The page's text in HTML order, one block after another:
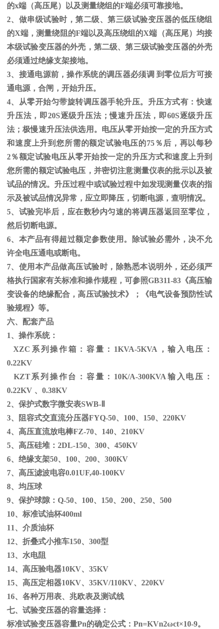
的x端（高压尾）以及测量绕组的F端必须可靠接地。
2、做串级试验时，第二级、第三级试验变压器的低压绕组
的X端，测量绕阻的F端以及高压绕组的X端（高压尾）均接
本级试验变压器的外壳，第二级、第三级试验变压器的外壳
必须通过绝缘支架接地。
3、接通电源前，操作系统的调压器必须调 到零位后方可接
通电源，合闸，开始升压。
4、从零开始匀带旋转调压器手轮升压。升压方式有：快速
升压法，即20S逐级升压法；慢速升压法，即60S逐级升压
法；极慢速升压法供选用。电压从零开始按一定的升压方式
和速度上升到您所需的额定试验电压的75 ％后，再以每秒
2％额定试验电压从零开始按一定的升压方式和速度上升到
您所需的额定试验电压，并密切注意测量仪表的批示以及被
试品的情况。升压过程中或试验过程中如发现测量仪表的指
示及被试品情况异常，应立即降压，切断电源，查明情况。
5、试验完毕后，应在数秒内匀速的将调压器返回至零位，
然后切断电源。
6、本产品有得超过额定参数使用。除试验必需外，决不允
许全电压通电或断电。
7、使用本产品做高压试验时，除熟悉本说明外，还必须严
格执行国家有关标准和操作规程，可参照GB311-83《高压输
变设备的绝缘配合，高压试验技术》；《电气设备预防性试
验规程》等。
六、配套产品
1、操作系统：
XZC系列操作箱：容量： 1KVA-5KVA ，输入电压：
0.22KV
KZT系列操作台：容量： 10K/A-300KVA 输入电压：
0.22KV 、 0.38KV
2、保护式数字微安表SWB-
3、阻容式交直流分压器FYQ-50、 100、 150、 220KV
4、高压直流放电棒FZ-70、 140、 210KV
5、高压硅堆： 2DL-150、 300、 450KV
6、绝缘支架50、 100、 200、 300KV
7、高压滤波电容0.01UF,40-100KV
8、均压球
9、保护球隙： Q-50、 100、 150、 200、 250、 500
10、标准试油杯400ml
11、介质油杯
12、折叠式小推车150、 300型
13、水电阻
14、高压验电器10KV、 35KV
15、高压定相器10KV、 35KV/110KV、 220KV
16、各种万用表、兆欧表及测试线
七、试验变压器的容量选择：
标准试验变压器容量Pn的确定公式： Pn=KVn2ωct×10-9。